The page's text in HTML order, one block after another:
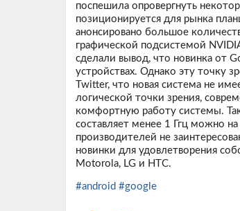
поспешила опровергнуть
позиционируется для рынка
анонсировано большое
графической подсистемой
сделали вывод, что новинка от
устройствах. Однако эту точку
Twitter, что новая система не
логической точки зрения,
комфортную работу системы.
составляет менее 1 Ггц можно
производителей не
новинки для удовлетворения
Motorola, LG и HTC.
#android #google